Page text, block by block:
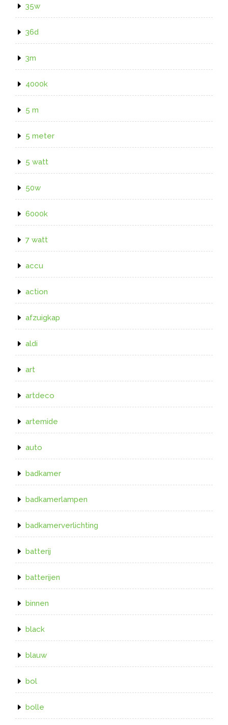
35w
36d
3m
4000k
5 m
5 meter
5 watt
50w
6000k
7 watt
accu
action
afzuigkap
aldi
art
artdeco
artemide
auto
badkamer
badkamerlampen
badkamerverlichting
batterij
batterijen
binnen
black
blauw
bol
bolle